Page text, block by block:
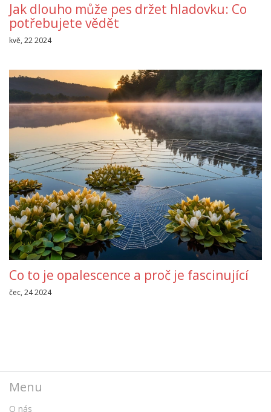
Jak dlouho může pes držet hladovku: Co
potřebujete vědět
kvě, 22 2024
Co to je opalescence a proč je fascinující
čec, 24 2024
Menu
O nás